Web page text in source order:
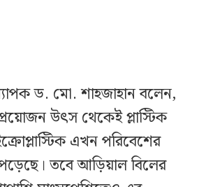
ড. মো. শাহজাহান বলেন,
উৎস থেকেই প্লাস্টিক
এখন পরিবেশের
পড়েছে। তবে আড়িয়াল বিলের